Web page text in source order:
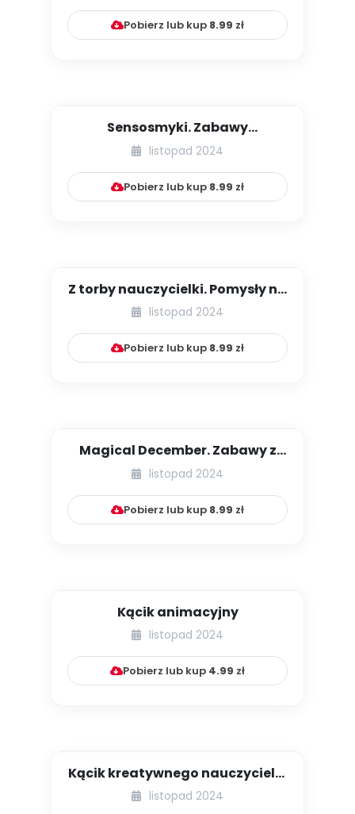
Pobierz lub kup 8.99 zł
Sensosmyki. Zabawy
rozwijające zmysły [cz. 14]
listopad 2024
Pobierz lub kup 8.99 zł
Z torby nauczycielki. Pomysły na
zabawy z kartami obraz...
listopad 2024
Pobierz lub kup 8.99 zł
Magical December. Zabawy z
językiem angielskim na grudz...
listopad 2024
Pobierz lub kup 8.99 zł
Kącik animacyjny
listopad 2024
Pobierz lub kup 4.99 zł
Kącik kreatywnego nauczyciela.
Kreatywne rzeźby
listopad 2024